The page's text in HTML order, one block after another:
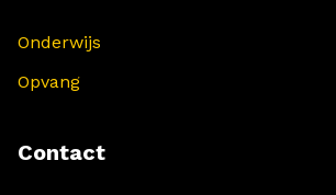
Onderwijs
Opvang
Contact